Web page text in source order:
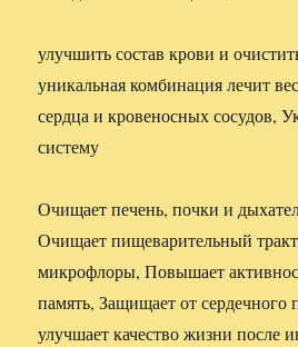
улучшить состав крови и
уникальная комбинация лечит
сердца и кровеносных сосудов,
систему
Очищает печень, почки и
Очищает пищеварительный
микрофлоры, Повышает
память, Защищает от сердечного
улучшает качество жизни после